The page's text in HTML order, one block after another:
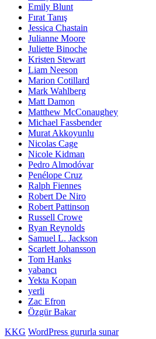
Emily Blunt
Fırat Tanış
Jessica Chastain
Julianne Moore
Juliette Binoche
Kristen Stewart
Liam Neeson
Marion Cotillard
Mark Wahlberg
Matt Damon
Matthew McConaughey
Michael Fassbender
Murat Akkoyunlu
Nicolas Cage
Nicole Kidman
Pedro Almodóvar
Penélope Cruz
Ralph Fiennes
Robert De Niro
Robert Pattinson
Russell Crowe
Ryan Reynolds
Samuel L. Jackson
Scarlett Johansson
Tom Hanks
yabancı
Yekta Kopan
yerli
Zac Efron
Özgür Bakar
KKG WordPress gururla sunar